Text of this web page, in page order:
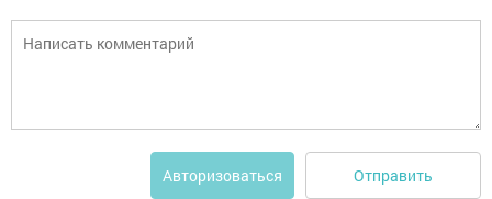
Авторизоваться Отправить